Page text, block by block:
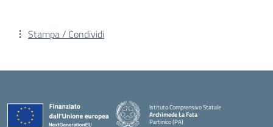
Stampa / Condividi
Istituto Comprensivo Statale
Archimede La Fata
Partinico (PA)